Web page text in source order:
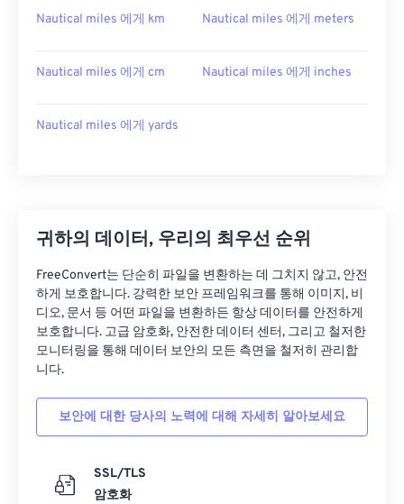
Nautical miles 에게 km Nautical miles 에게 meters
Nautical miles 에게 cm Nautical miles 에게 inches
Nautical miles 에게 yards
귀하의 데이터, 우리의 최우선 순위
FreeConvert는 단순히 파일을 변환하는 데 그치지 않고, 안전
하게 보호합니다. 강력한 보안 프레임워크를 통해 이미지, 비
디오, 문서 등 어떤 파일을 변환하든 항상 데이터를 안전하게
보호합니다. 고급 암호화, 안전한 데이터 센터, 그리고 철저한
모니터링을 통해 데이터 보안의 모든 측면을 철저히 관리합
니다.
보안에 대한 당사의 노력에 대해 자세히 알아보세요
SSL/TLS
암호화